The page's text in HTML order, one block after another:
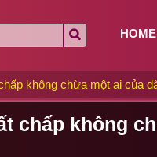
HOME
không chừa một ai của
chấp không